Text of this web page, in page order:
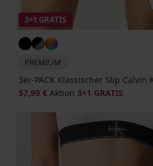
3+1 GRATIS
PREMIUM
3er-PACK Klassischer Slip Calvin
57,99 € Aktion 3+1 GRATIS